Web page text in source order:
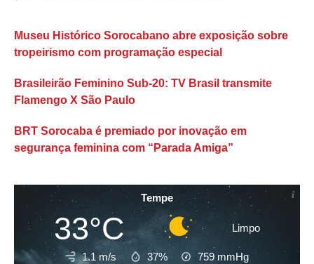
Museu Histórico Sorocabano abre exposição sobre
tropeirismo com programação especial
Brasileirão Feminino Sub-20: TV Brasil transmite
Flamengo X São Paulo
BRT Sorocaba é premiado por inovação em
segurança feminina com “Parada Amiga”
Tempe
33°C Limpo
1.1 m/s 37% 759 mmHg